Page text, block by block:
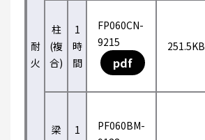
耐
火
柱
(複
合)
1
時
間
FP060CN-
9215
pdf
251.5KB
梁
1
PF060BM-